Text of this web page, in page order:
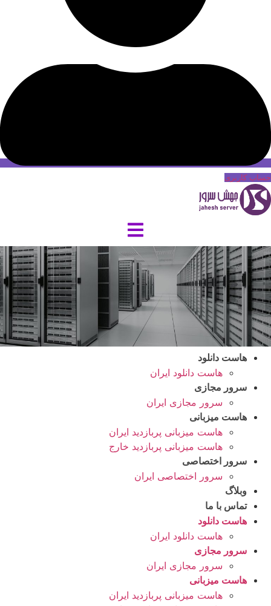
حساب کاربری
هاست دانلود
هاست دانلود ایران
سرور مجازی
سرور مجازی ایران
هاست میزبانی
هاست میزبانی پربازدید ایران
هاست میزبانی پربازدید خارج
سرور اختصاصی
سرور اختصاصی ایران
وبلاگ
تماس با ما
هاست دانلود
هاست دانلود ایران
سرور مجازی
سرور مجازی ایران
هاست میزبانی
هاست میزبانی پربازدید ایران